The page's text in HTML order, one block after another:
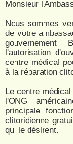
Monsieur
Nous sommes
de votre
l'autorisation
centre médical
à la réparation
Le centre
l'ONG
principale
clitoridienne
qui le désirent.